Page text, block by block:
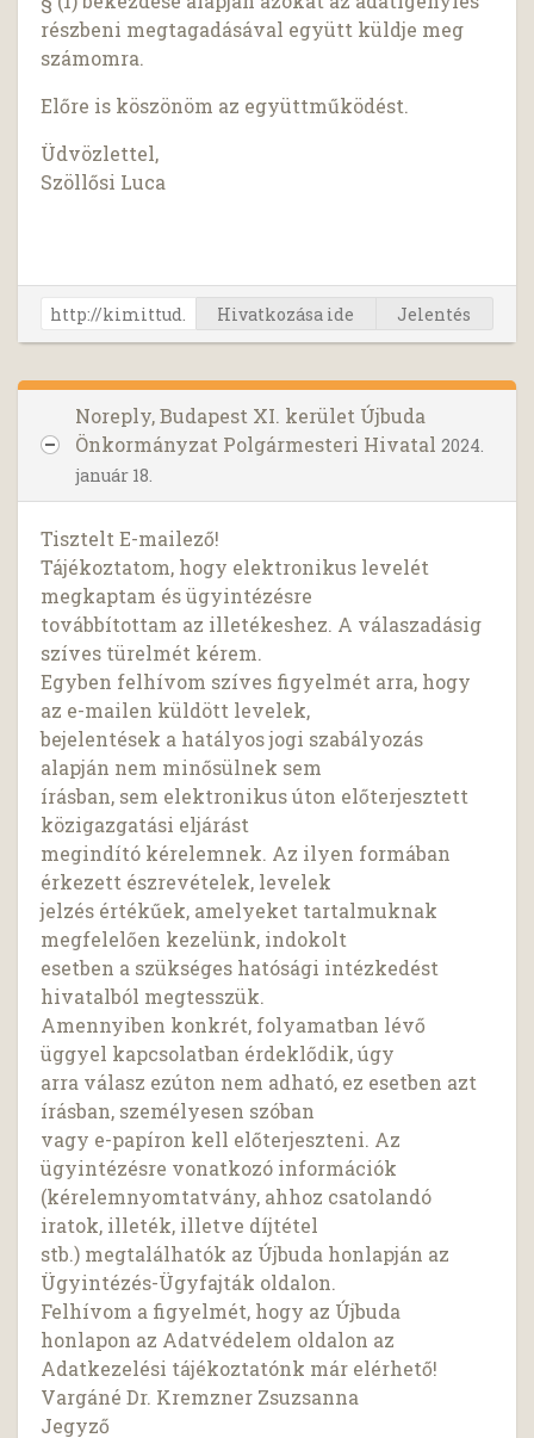
részbeni megtagadásával együtt küldje meg
számomra.
Előre is köszönöm az együttműködést.
Üdvözlettel,
Szöllősi Luca
Hivatkozása ide Jelentés
Noreply, Budapest XI. kerület Újbuda
Önkormányzat Polgármesteri Hivatal 2024.
január 18.
Tisztelt E-mailező!
Tájékoztatom, hogy elektronikus levelét
megkaptam és ügyintézésre
továbbítottam az illetékeshez. A válaszadásig
szíves türelmét kérem.
Egyben felhívom szíves figyelmét arra, hogy
az e-mailen küldött levelek,
bejelentések a hatályos jogi szabályozás
alapján nem minősülnek sem
írásban, sem elektronikus úton előterjesztett
közigazgatási eljárást
megindító kérelemnek. Az ilyen formában
érkezett észrevételek, levelek
jelzés értékűek, amelyeket tartalmuknak
megfelelően kezelünk, indokolt
esetben a szükséges hatósági intézkedést
hivatalból megtesszük.
Amennyiben konkrét, folyamatban lévő
üggyel kapcsolatban érdeklődik, úgy
arra válasz ezúton nem adható, ez esetben azt
írásban, személyesen szóban
vagy e-papíron kell előterjeszteni. Az
ügyintézésre vonatkozó információk
(kérelemnyomtatvány, ahhoz csatolandó
iratok, illeték, illetve díjtétel
stb.) megtalálhatók az Újbuda honlapján az
Ügyintézés-Ügyfajták oldalon.
Felhívom a figyelmét, hogy az Újbuda
honlapon az Adatvédelem oldalon az
Adatkezelési tájékoztatónk már elérhető!
Vargáné Dr. Kremzner Zsuzsanna
Jegyző